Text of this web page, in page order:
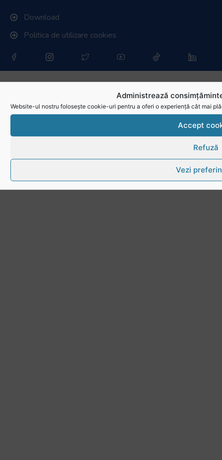
Administrează
Website-ul nostru folosește cookie-uri pentru a oferi o experiență cât mai
Accept
Refuză
Vezi
Download
Politica de utilizare cookies